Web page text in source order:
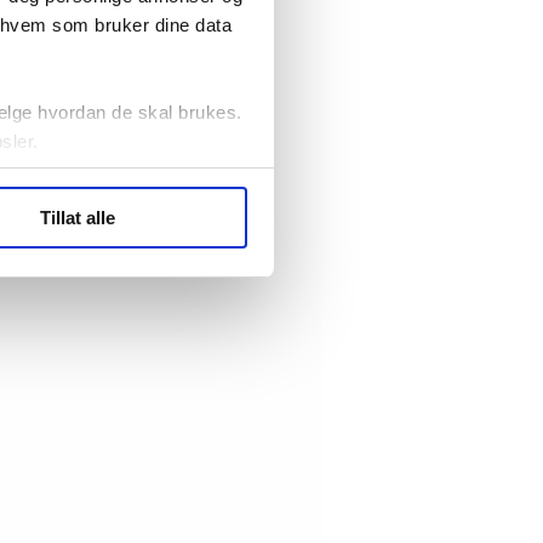
som bruker dine data
hvordan de skal brukes.
statistikk.
Tillat alle